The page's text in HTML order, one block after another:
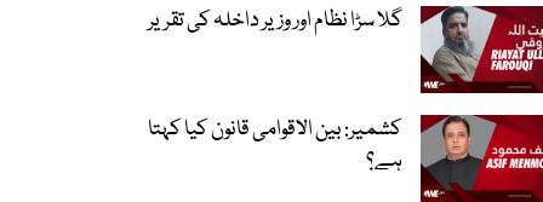
گلا سڑا نظام اور وزیر داخلہ کی تقریر
کشمیر: بین الاقوامی قانون کیا کہتا
ہے؟